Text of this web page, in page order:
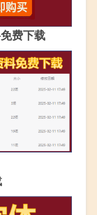
费下载